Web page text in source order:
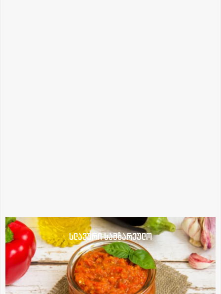
სლავური სამზარეულო